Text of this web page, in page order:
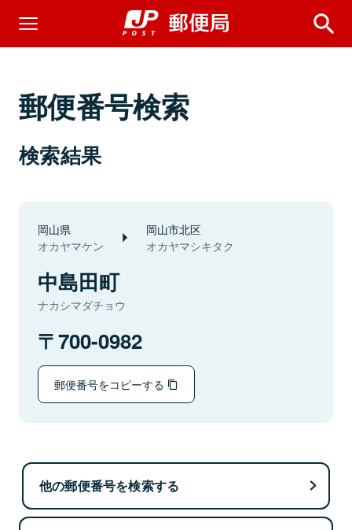
郵便番号検索
検索結果
岡山県
オカヤマケン
岡山市北区
オカヤマシキタク
中島田町
ナカシマダチョウ
700-0982
郵便番号をコピーする
他の郵便番号を検索する